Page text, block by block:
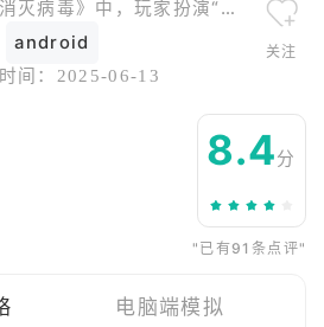
在《消灭病毒》中，玩家扮演“工作细胞”，通过发射弹幕消灭不断分裂的病毒，游戏以关卡制为核心，病毒能力随进度强化，飞机实力同步进化。游戏特色在于多样化的武器系统，玩家可通过升级射速、火力和副武器（如绿色能量炮、爆破导弹）应对不同病毒类型。例如，面对密集病毒群时，激光炮与跟踪导弹能高效清场；而病毒分裂时，电网或电锯则能有效封锁区域。此外，游戏内随机掉落的增益道具（如体力恢复、攻击力提升）为玩家增添策略深度。随着版本更新，最大关卡已提升至3395，火力等级达3295，玩家可体验更极致的挑战。无论是追求高分的硬核玩家，还是喜欢轻松闯关的休闲用户，都能在《消灭病毒》中找到属于自己的战斗节奏。
android
间： 2025-06-13
关注
8.4分
"已有91条点评"
电脑端模拟